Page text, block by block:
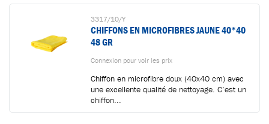
3317/10/Y
CHIFFONS EN MICROFIBRES JAUNE 40*40
48 GR
Connexion pour voir les prix
Chiffon en microfibre doux (40x40 cm) avec
une excellente qualité de nettoyage. C’est un
chiffon...